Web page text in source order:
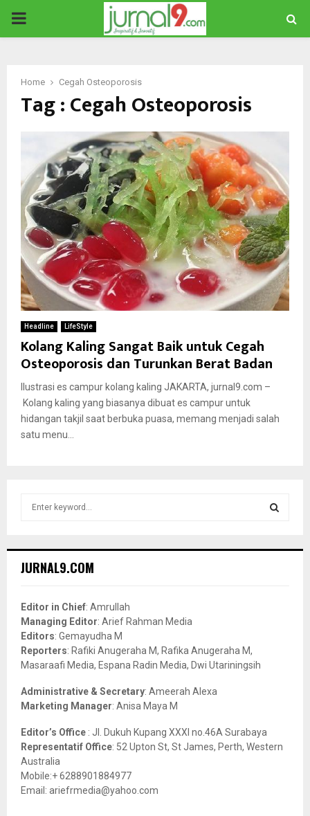
PRIMARY
Home Cegah Osteoporosis
Tag : Cegah Osteoporosis
Headline LifeStyle
Kolang Kaling Sangat Baik untuk Cegah
Osteoporosis dan Turunkan Berat Badan
Ilustrasi es campur kolang kaling JAKARTA, jurnal9.com –
Kolang kaling yang biasanya dibuat es campur untuk
hidangan takjil saat berbuka puasa, memang menjadi salah
satu menu...
h
o
r
:
JURNAL9.COM
Editor in Chief: Amrullah
Managing Editor: Arief Rahman Media
Editors: Gemayudha M
Reporters: Rafiki Anugeraha M, Rafika Anugeraha M,
Masaraafi Media, Espana Radin Media, Dwi Utariningsih
Administrative & Secretary: Ameerah Alexa
Marketing Manager: Anisa Maya M
Editor’s Office : Jl. Dukuh Kupang XXXI no.46A Surabaya
Representatif Office: 52 Upton St, St James, Perth, Western
Australia
Mobile:+ 6288901884977
Email: ariefrmedia@yahoo.com